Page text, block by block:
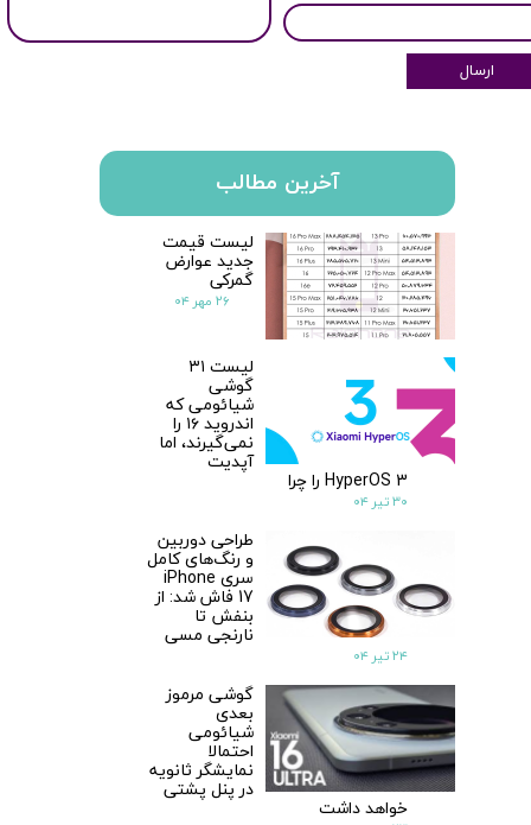
★
ارسال
آخرین مطالب
لیست قیمت
جدید عوارض
گمرکی
۲۶ مهر ۰۴
لیست ۳۱
گوشی
شیائومی که
اندروید ۱۶ را
نمی‌گیرند، اما
آپدیت
HyperOS 3 را چرا
۳۰ تیر ۰۴
طراحی دوربین
و رنگ‌های کامل
سری iPhone
17 فاش شد: از
بنفش تا
نارنجی مسی
۲۴ تیر ۰۴
گوشی مرموز
بعدی
شیائومی
احتمالا
نمایشگر ثانویه
در پنل پشتی
خواهد داشت